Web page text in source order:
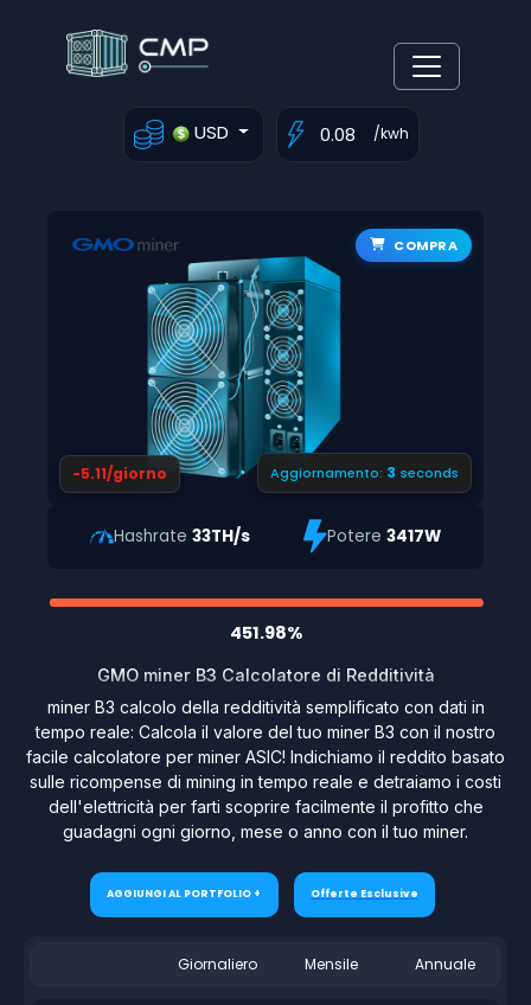
USD /kwh
COMPRA
-5.11/giorno Aggiornamento: 2 seconds
Hashrate 33TH/s Potere3417W
451.98%
GMO miner B3 Calcolatore di Redditività
miner B3 calcolo della redditività semplificato con dati in
tempo reale: Calcola il valore del tuo miner B3 con il nostro
facile calcolatore per miner ASIC! Indichiamo il reddito basato
sulle ricompense di mining in tempo reale e detraiamo i costi
dell'elettricità per farti scoprire facilmente il profitto che
guadagni ogni giorno, mese o anno con il tuo miner.
AGGIUNGI AL PORTFOLIO + Offerte Esclusive
Giornaliero Mensile Annuale